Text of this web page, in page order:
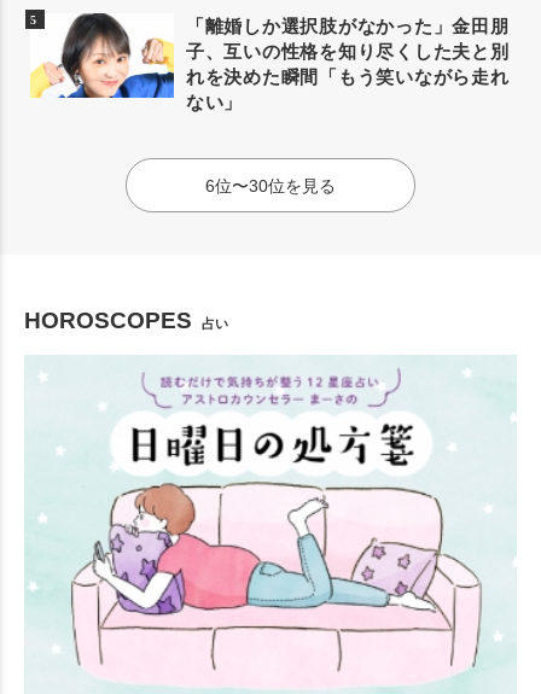
「離婚しか選択肢がなかった」金田朋
子、互いの性格を知り尽くした夫と別
れを決めた瞬間「もう笑いながら走れ
ない」
6位〜30位を見る
HOROSCOPES 占い